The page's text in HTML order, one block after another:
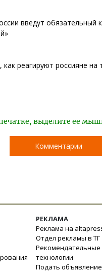
введут обязательный
как реагируют россияне на
выделите ее
Комментарии
РЕКЛАМА
Реклама на
Отдел рекламы в ТГ
Рекомендательные
технологии
Подать